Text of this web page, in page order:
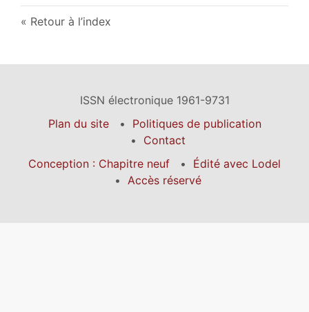
Retour à l’index
ISSN électronique 1961-9731
Plan du site
Politiques de publication
Contact
Conception : Chapitre neuf
Édité avec Lodel
Accès réservé